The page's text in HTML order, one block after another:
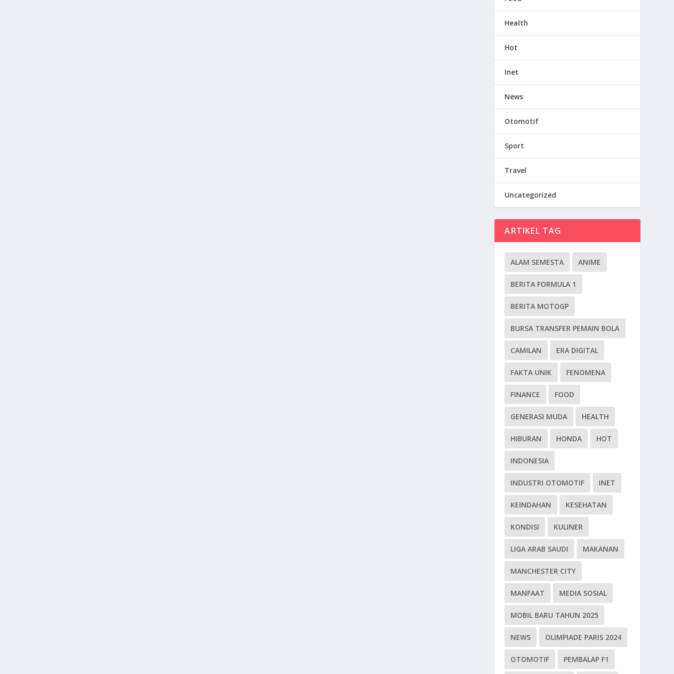
Health
Hot
Inet
News
Otomotif
Sport
Travel
Uncategorized
ARTIKEL TAG
ALAM SEMESTA ANIME
BERITA FORMULA 1
BERITA MOTOGP
BURSA TRANSFER PEMAIN BOLA
CAMILAN ERA DIGITAL
FAKTA UNIK FENOMENA
FINANCE FOOD
GENERASI MUDA HEALTH
HIBURAN HONDA HOT
INDONESIA
INDUSTRI OTOMOTIF INET
KEINDAHAN KESEHATAN
KONDISI KULINER
LIGA ARAB SAUDI MAKANAN
MANCHESTER CITY
MANFAAT MEDIA SOSIAL
MOBIL BARU TAHUN 2025
NEWS OLIMPIADE PARIS 2024
OTOMOTIF PEMBALAP F1